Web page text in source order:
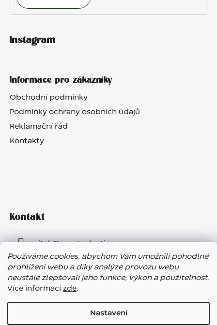
Používáme cookies, abychom Vám umožnili pohodlné
prohlížení webu a díky analýze provozu webu
neustále zlepšovali jeho funkce, výkon a použitelnost.
Více informací zde.
Nastavení
Instagram
Informace pro zákazníky
Obchodní podmínky
Podmínky ochrany osobních údajů
Reklamační řád
Kontakty
Kontakt
vitek@eventselection.cz
+420 602 410 657